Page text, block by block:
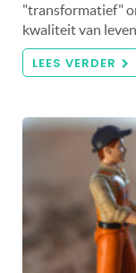
"transformatief"
kwaliteit van leven.
LEES VERDER